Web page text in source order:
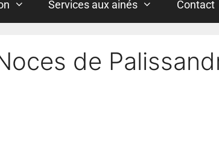
Services aux ainés Contact
de